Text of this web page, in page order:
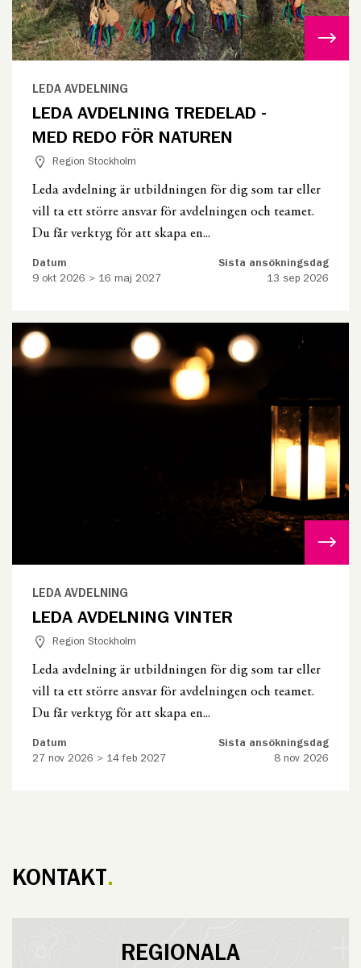
LEDA AVDELNING
LEDA AVDELNING TREDELAD -
MED REDO FÖR NATUREN
Region Stockholm
Leda avdelning är utbildningen för dig som tar eller
vill ta ett större ansvar för avdelningen och teamet.
Du får verktyg för att skapa en...
Datum
9 okt 2026 > 16 maj 2027
Sista ansökningsdag
13 sep 2026
LEDA AVDELNING
LEDA AVDELNING VINTER
Region Stockholm
Leda avdelning är utbildningen för dig som tar eller
vill ta ett större ansvar för avdelningen och teamet.
Du får verktyg för att skapa en...
Datum
27 nov 2026 > 14 feb 2027
Sista ansökningsdag
8 nov 2026
KONTAKT
REGIONALA